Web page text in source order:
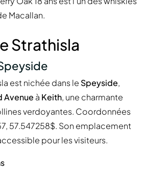
Macallan.
Strathisla
est nichée dans le Speyside,
Avenue à Keith, une charmante
verdoyantes. Coordonnées
57.547258$. Son emplacement
pour les visiteurs.